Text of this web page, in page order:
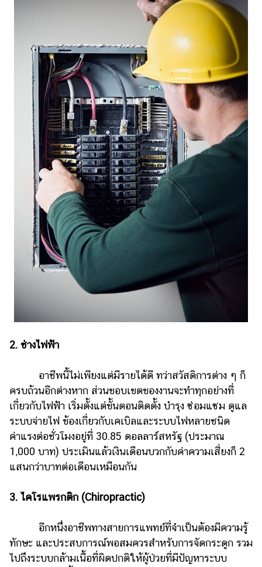
วา
แต่งงาน
และ
เด็ก
สัตว์
เลี้ยง
Infographic
บริการ
แอปฯ
กระปุก
คอร์ส
เรียน
เลข
แจ้ง
ปัญหา
ร่วม
งาน
กับ
เรา
2. ช่างไฟฟ้า
อาชีพนี้ไม่เพียงแต่มีรายได้ดี ทว่าสวัสดิการต่าง ๆ ก็
ครบถ้วนอีกต่างหาก ส่วนขอบเขตของงานจะทำทุกอย่างที่
เกี่ยวกับไฟฟ้า เริ่มตั้งแต่ขั้นตอนติดตั้ง บำรุง ซ่อมแซม ดูแล
ระบบจ่ายไฟ ข้องเกี่ยวกับเคเบิลและระบบไฟหลายชนิด
ค่าแรงต่อชั่วโมงอยู่ที่ 30.85 ดอลลาร์สหรัฐ (ประมาณ
1,000 บาท) ประเมินแล้วเงินเดือนบวกกับค่าความเสี่ยงก็ 2
แสนกว่าบาทต่อเดือนเหมือนกัน
3. ไคโรแพรกติก (Chiropractic)
อีกหนึ่งอาชีพทางสายการแพทย์ที่จำเป็นต้องมีความรู้
ทักษะ และประสบการณ์พอสมควรสำหรับการจัดกระดูก รวม
ไปถึงระบบกล้ามเนื้อที่ผิดปกติให้ผู้ป่วยที่มีปัญหาระบบ